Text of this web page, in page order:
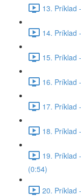
13. Príklad
14. Príklad
15. Príklad
16. Príklad
17. Príklad
18. Príklad
19. Príklad
(0:54)
20. Príklad